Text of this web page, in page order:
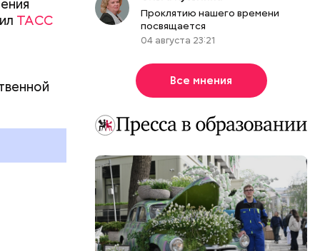
ТАСС
Не
Проклятию нашего времени
посвящается
04 августа 23:21
Все мнения